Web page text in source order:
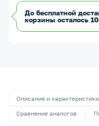
До бесплатной
корзины осталось
Описание и характеристики
Сравнение аналогов